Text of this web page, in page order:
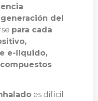
del
para cada
e-líquido,
es difícil